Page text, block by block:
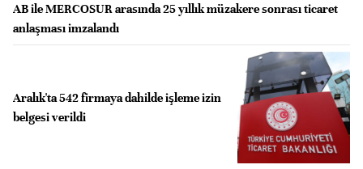
AB ile MERCOSUR arasında 25 yıllık müzakere sonrası ticaret
anlaşması imzalandı
Aralık'ta 542 firmaya dahilde işleme izin
belgesi verildi